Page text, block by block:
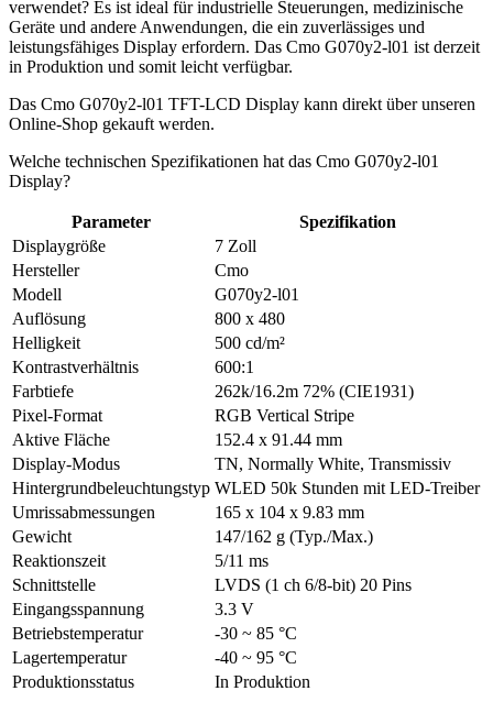
verwendet? Es ist ideal für industrielle Steuerungen, medizinische
Geräte und andere Anwendungen, die ein zuverlässiges und
leistungsfähiges Display erfordern. Das Cmo G070y2-l01 ist derzeit
in Produktion und somit leicht verfügbar.
Das Cmo G070y2-l01 TFT-LCD Display kann direkt über unseren
Online-Shop gekauft werden.
Welche technischen Spezifikationen hat das Cmo G070y2-l01
Display?
Parameter
Spezifikation
Displaygröße
7 Zoll
Hersteller
Cmo
Modell
G070y2-l01
Auflösung
800 x 480
Helligkeit
500 cd/m²
Kontrastverhältnis
600:1
Farbtiefe
262k/16.2m 72% (CIE1931)
Pixel-Format
RGB Vertical Stripe
Aktive Fläche
152.4 x 91.44 mm
Display-Modus
TN, Normally White, Transmissiv
Hintergrundbeleuchtungstyp WLED 50k Stunden mit LED-Treiber
Umrissabmessungen
165 x 104 x 9.83 mm
Gewicht
147/162 g (Typ./Max.)
Reaktionszeit
5/11 ms
Schnittstelle
LVDS (1 ch 6/8-bit) 20 Pins
Eingangsspannung
3.3 V
Betriebstemperatur
-30 ~ 85 °C
Lagertemperatur
-40 ~ 95 °C
Produktionsstatus
In Produktion